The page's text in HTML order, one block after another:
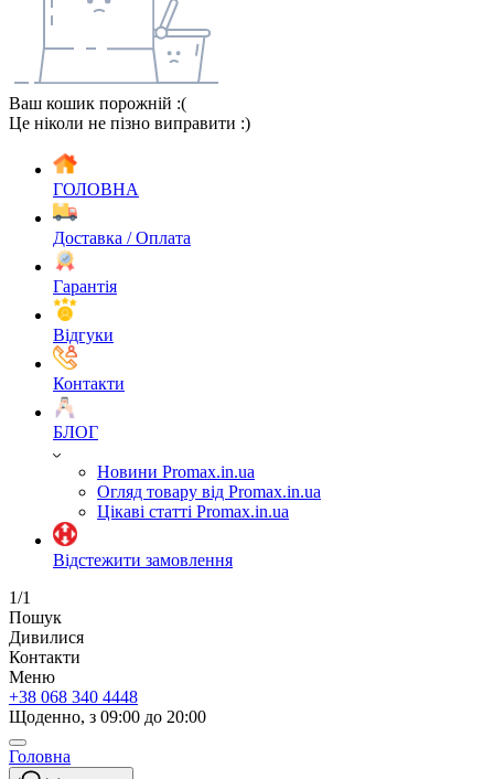
Ваш кошик порожній :(
Це ніколи не пізно виправити :)
ГОЛОВНА
Доставка / Оплата
Гарантія
Відгуки
Контакти
БЛОГ
Новини Promax.in.ua
Огляд товару від Promax.in.ua
Цікаві статті Promax.in.ua
Відстежити замовлення
1/1
Пошук
Дивилися
Контакти
Меню
+38 068 340 4448
Щоденно, з 09:00 до 20:00
Головна